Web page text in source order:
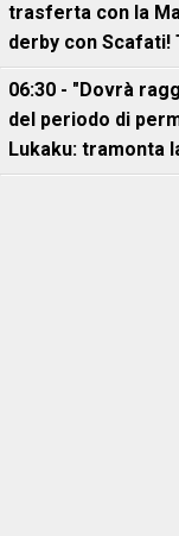
trasferta con la
derby con Scafati!
06:30 - "Dovrà
del periodo di
Lukaku: tramonta